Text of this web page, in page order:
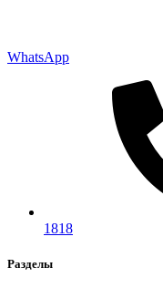
WhatsApp
1818
Разделы